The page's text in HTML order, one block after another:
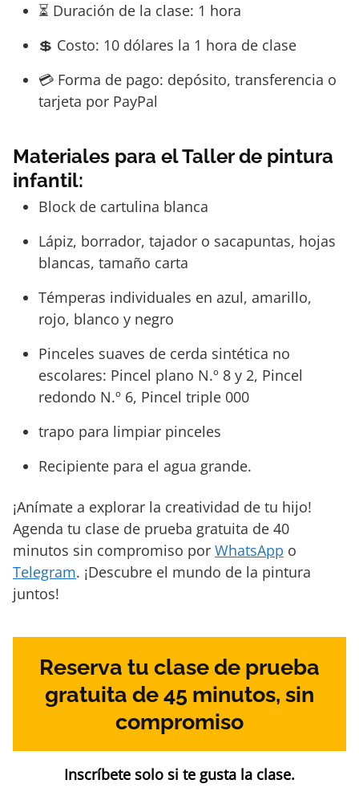
⏳ Duración de la clase: 1 hora
💲 Costo: 10 dólares la 1 hora de clase
💳 Forma de pago: depósito, transferencia o
tarjeta por PayPal
Materiales para el Taller de pintura
infantil:
Block de cartulina blanca
Lápiz, borrador, tajador o sacapuntas, hojas
blancas, tamaño carta
Témperas individuales en azul, amarillo,
rojo, blanco y negro
Pinceles suaves de cerda sintética no
escolares: Pincel plano N.º 8 y 2, Pincel
redondo N.º 6, Pincel triple 000
trapo para limpiar pinceles
Recipiente para el agua grande.
¡Anímate a explorar la creatividad de tu hijo!
Agenda tu clase de prueba gratuita de 40
minutos sin compromiso por WhatsApp o
Telegram. ¡Descubre el mundo de la pintura
juntos!
Reserva tu clase de prueba
gratuita de 45 minutos, sin
compromiso
Inscríbete solo si te gusta la clase.